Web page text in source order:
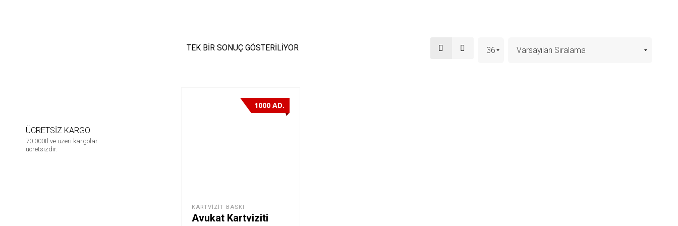
ÜCRETSİZ KARGO
70.000tl ve üzeri kargolar
ücretsizdir.
TEK BIR SONUÇ GÖSTERILIYOR
1000 AD.
KARTVIZIT BASKI
Avukat Kartviziti